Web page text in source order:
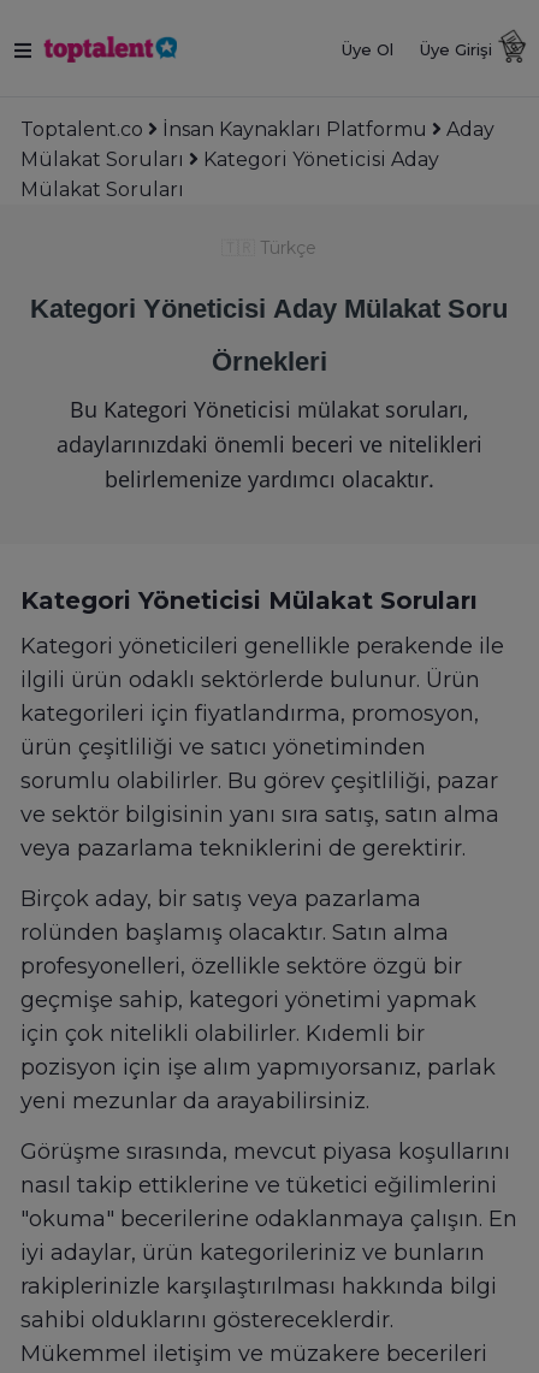
Üye Ol Üye Girişi
Toptalent.co İnsan Kaynakları Platformu
Aday
Mülakat Soruları
Kategori Yöneticisi Aday
Mülakat Soruları
Türkçe
Kategori Yöneticisi Aday Mülakat Soru
Örnekleri
Bu Kategori Yöneticisi mülakat soruları,
adaylarınızdaki önemli beceri ve nitelikleri
belirlemenize yardımcı olacaktır.
Kategori Yöneticisi Mülakat Soruları
Kategori yöneticileri genellikle perakende ile
ilgili ürün odaklı sektörlerde bulunur. Ürün
kategorileri için fiyatlandırma, promosyon,
ürün çeşitliliği ve satıcı yönetiminden
sorumlu olabilirler. Bu görev çeşitliliği, pazar
ve sektör bilgisinin yanı sıra satış, satın alma
veya pazarlama tekniklerini de gerektirir.
Birçok aday, bir satış veya pazarlama
rolünden başlamış olacaktır. Satın alma
profesyonelleri, özellikle sektöre özgü bir
geçmişe sahip, kategori yönetimi yapmak
için çok nitelikli olabilirler. Kıdemli bir
pozisyon için işe alım yapmıyorsanız, parlak
yeni mezunlar da arayabilirsiniz.
Görüşme sırasında, mevcut piyasa koşullarını
nasıl takip ettiklerine ve tüketici eğilimlerini
"okuma" becerilerine odaklanmaya çalışın. En
iyi adaylar, ürün kategorileriniz ve bunların
rakiplerinizle karşılaştırılması hakkında bilgi
sahibi olduklarını göstereceklerdir.
Mükemmel iletişim ve müzakere becerileri